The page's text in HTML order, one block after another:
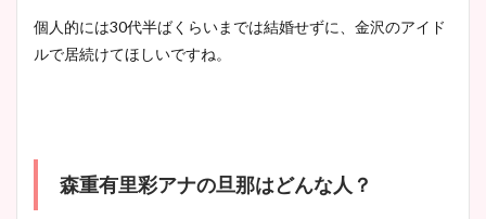
個人的には30代半ばくらいまでは結婚せずに、金沢のアイド
ルで居続けてほしいですね。
森重有里彩アナの旦那はどんな人？